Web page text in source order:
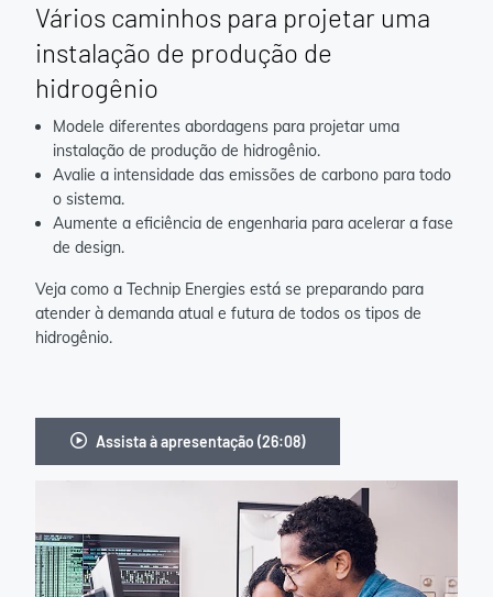
Vários caminhos para projetar uma
instalação de produção de
hidrogênio
Modele diferentes abordagens para projetar uma
instalação de produção de hidrogênio.
Avalie a intensidade das emissões de carbono para todo
o sistema.
Aumente a eficiência de engenharia para acelerar a fase
de design.
Veja como a Technip Energies está se preparando para
atender à demanda atual e futura de todos os tipos de
hidrogênio.
Assista à apresentação (26:08)